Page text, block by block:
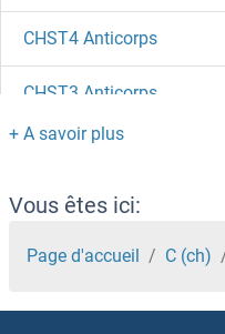
CHST4 Anticorps
CHST3 Anticorps
CHST2 Anticorps
CHST15 Anticorps
CHST14 Anticorps
CHST13 Anticorps
Vous êtes ici:
Page d'accueil C (ch)